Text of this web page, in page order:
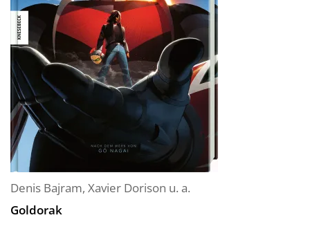
Denis Bajram, Xavier Dorison u. a.
Goldorak